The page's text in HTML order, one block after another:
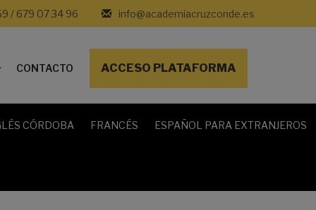
info@academiacruzconde.es
/ 679 07 34 96
CONTACTO ACCESO PLATAFORMA
CÓRDOBA FRANCÉS ESPAÑOL PARA EXTRANJEROS